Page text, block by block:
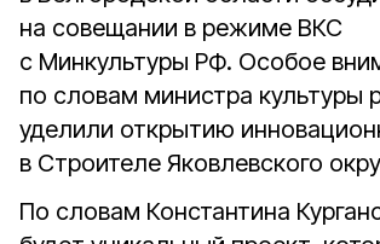
на совещании в режиме ВКС
с Минкультуры РФ. Особое
по словам министра культуры
уделили открытию
в Строителе Яковлевского
По словам Константина